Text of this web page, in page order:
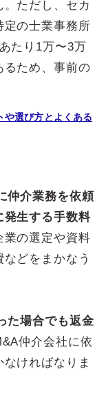
ただし、セカ
定の士業事務所
たり1万〜3万
るため、事前の
や選び方とよくある
仲介業務を依頼
発生する手数料
業の選定や資料
どをまかなう
た場合でも返金
仲介会社に依
ければなりま